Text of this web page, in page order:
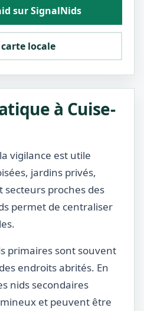
sur SignalNids
locale
à Cuise-
vigilance est utile
jardins privés,
secteurs proches des
permet de centraliser
primaires sont souvent
endroits abrités. En
nids secondaires
et peuvent être